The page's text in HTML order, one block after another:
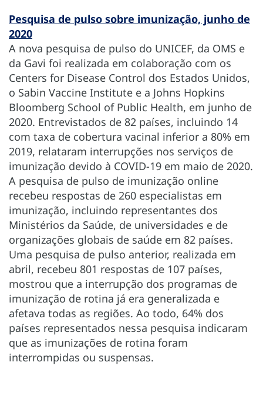
Pesquisa de pulso sobre imunização, junho de
2020
A nova pesquisa de pulso do UNICEF, da OMS e
da Gavi foi realizada em colaboração com os
Centers for Disease Control dos Estados Unidos,
o Sabin Vaccine Institute e a Johns Hopkins
Bloomberg School of Public Health, em junho de
2020. Entrevistados de 82 países, incluindo 14
com taxa de cobertura vacinal inferior a 80% em
2019, relataram interrupções nos serviços de
imunização devido à COVID-19 em maio de 2020.
A pesquisa de pulso de imunização online
recebeu respostas de 260 especialistas em
imunização, incluindo representantes dos
Ministérios da Saúde, de universidades e de
organizações globais de saúde em 82 países.
Uma pesquisa de pulso anterior, realizada em
abril, recebeu 801 respostas de 107 países,
mostrou que a interrupção dos programas de
imunização de rotina já era generalizada e
afetava todas as regiões. Ao todo, 64% dos
países representados nessa pesquisa indicaram
que as imunizações de rotina foram
interrompidas ou suspensas.